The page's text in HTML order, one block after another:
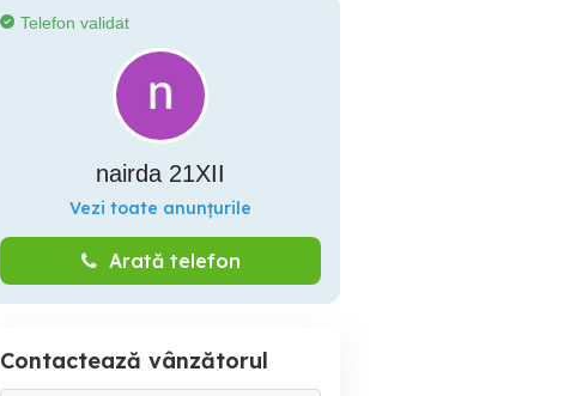
Telefon validat
nairda 21XII
Vezi toate anunțurile
Arată telefon
Contactează vânzătorul